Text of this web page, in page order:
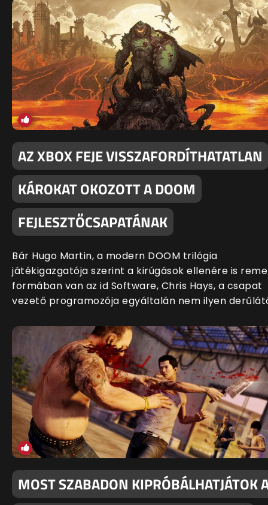
AZ XBOX FEJE VISSZAFORDÍTHATATLAN
KÁROKAT OKOZOTT A DOOM
FEJLESZTŐCSAPATÁNAK
Bár Hugo Martin, a modern DOOM trilógia
játékigazgatója szerint a kirúgások ellenére is
formában van az id Software, Chris Hays, a csapat
vezető programozója egyáltalán nem ilyen
MOST SZABADON KIPRÓBÁLHATJÁTOK